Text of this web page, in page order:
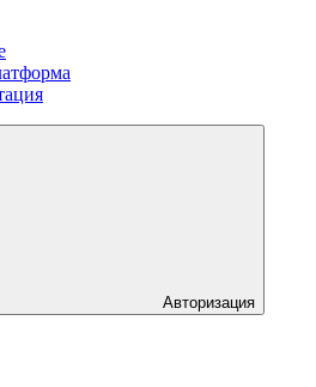
Авторизация